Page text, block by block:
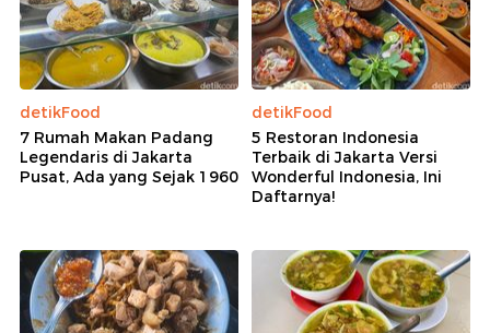
detikFood
7 Rumah Makan Padang
Legendaris di Jakarta
Pusat, Ada yang Sejak 1960
detikFood
5 Restoran Indonesia
Terbaik di Jakarta Versi
Wonderful Indonesia, Ini
Daftarnya!